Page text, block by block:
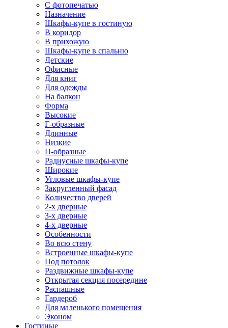
С фотопечатью
Назначение
Шкафы-купе в гостиную
В коридор
В прихожую
Шкафы-купе в спальню
Детские
Офисные
Для книг
Для одежды
На балкон
Форма
Высокие
Г-образные
Длинные
Низкие
П-образные
Радиусные шкафы-купе
Широкие
Угловые шкафы-купе
Закругленный фасад
Количество дверей
2-х дверные
3-х дверные
4-х дверные
Особенности
Во всю стену
Встроенные шкафы-купе
Под потолок
Раздвижные шкафы-купе
Открытая секция посередине
Распашные
Гардероб
Для маленького помещения
Эконом
Гостиные